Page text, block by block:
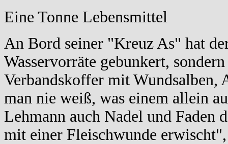
Eine Tonne Lebensmittel
An Bord seiner "Kreuz As" hat
Wasservorräte gebunkert,
Verbandskoffer mit
man nie weiß, was einem allein
Lehmann auch Nadel und Faden
mit einer Fleischwunde erwischt",